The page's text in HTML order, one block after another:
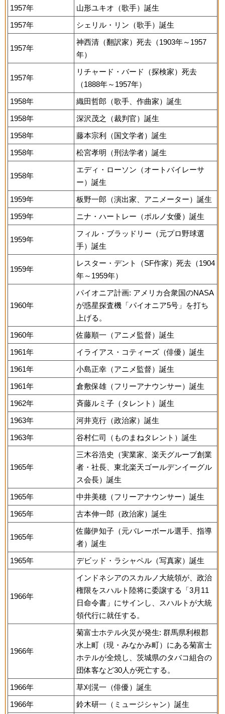
1957年
山形ユキオ（歌手）誕生
1957年
シェリル・リン（歌手）誕生
1957年
神西清（翻訳家）死去（1903年～1957
年）
1957年
リチャード・バード（探検家）死去
（1888年～1957年）
1958年
織田哲郎（歌手、作曲家）誕生
1958年
深沢茂之（裁判官）誕生
1958年
藤本宗利（国文学者）誕生
1958年
松宮孝明（刑法学者）誕生
1958年
エディ・ローソン（オートバイレーサ
ー）誕生
1959年
板野一郎（演出家、アニメーター）誕生
1959年
ニナ・ハートレー（ポルノ女優）誕生
1959年
フィル・ブラッドリー（元プロ野球選
手）誕生
1959年
レスター・デント（SF作家）死去（1904
年～1959年）
1960年
パイオニア計画: アメリカ合衆国のNASA
が惑星探査機「パイオニア5号」を打ち
上げる。
1960年
佐藤順一（アニメ監督）誕生
1961年
イライアス・コティーズ（俳優）誕生
1961年
小島正幸（アニメ監督）誕生
1961年
倉敷保雄（フリーアナウンサー）誕生
1962年
斉藤ルミ子（タレント）誕生
1963年
河井克行（政治家）誕生
1963年
谷村仁司（ものまねタレント）誕生
1965年
三木谷浩史（実業家、楽天グループ創業
者・社長、東北楽天ゴールデンイーグル
ス会長）誕生
1965年
中井美穂（フリーアナウンサー）誕生
1965年
古本伸一郎（政治家）誕生
1965年
佐藤伊知子（元バレーボール選手、指導
者）誕生
1965年
デビッド・ラシャペル（写真家）誕生
1966年
インドネシアのスカルノ大統領が、政治
権限をスハルト陸将に委譲する「3月11
日命令書」にサインし、スハルトが大統
領代行に就任する。
1966年
菊富士ホテル火災が発生: 群馬県利根郡
水上町（現・みなかみ町）にある菊富士
ホテルが全焼し、茨城県のタバコ組合の
団体客など30人が死亡する。
1966年
草刈滉一（俳優）誕生
1966年
鈴木研一（ミュージシャン）誕生